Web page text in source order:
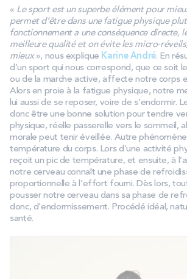
« Le sport est un superbe élément pour
permet d’être dans une fatigue physique
fonctionnement a une conséquence directe,
meilleure qualité et on évite les micro-
mieux », nous explique Karine André. En
d’un sport qui nous correspond, que ce soit
ou de la marche active, affecte notre corps
Alors en proie à la fatigue physique, notre
lui aussi de se reposer, voire de s’endormir.
donc être une bonne solution pour tendre
physique, réelle passerelle vers le sommeil,
morale peut tenir éveillée. Autre
température du corps. Lors d’une activité
reçoit un pic de température, et ensuite, à
notre cerveau connaît une phase de
proportionnelle à l’effort fourni. Dès lors,
pousser notre cerveau dans sa phase de
donc, d’endormissement. Procédé idéal,
santé.